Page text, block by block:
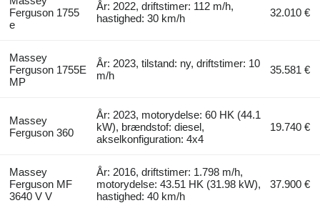
Ferguson 1755
e
År: 2022, driftstimer: 112 m/h,
hastighed: 30 km/h
32.010 €
Massey
Ferguson 1755E
MP
År: 2023, tilstand: ny, driftstimer: 10
m/h
35.581 €
Massey
Ferguson 360
År: 2023, motorydelse: 60 HK (44.1
kW), brændstof: diesel,
akselkonfiguration: 4x4
19.740 €
Massey
Ferguson MF
3640 V V
År: 2016, driftstimer: 1.798 m/h,
motorydelse: 43.51 HK (31.98 kW),
hastighed: 40 km/h
37.900 €